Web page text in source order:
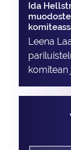
Ida
Leena